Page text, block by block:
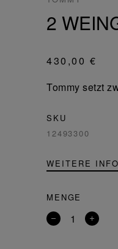
2
430,00 €
Tommy setzt
SKU
12493300
WEITERE
MENGE
Entfernen Ein